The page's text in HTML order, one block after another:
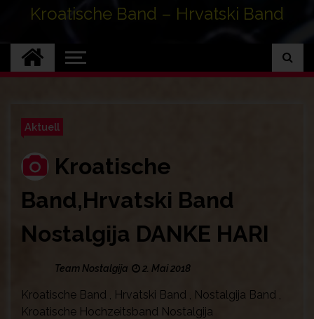
Kroatische Band – Hrvatski Band
Aktuell
Kroatische
Band,Hrvatski Band
Nostalgija DANKE HARI
Team Nostalgija 2. Mai 2018
Kroatische Band , Hrvatski Band , Nostalgija Band ,
Kroatische Hochzeitsband Nostalgija